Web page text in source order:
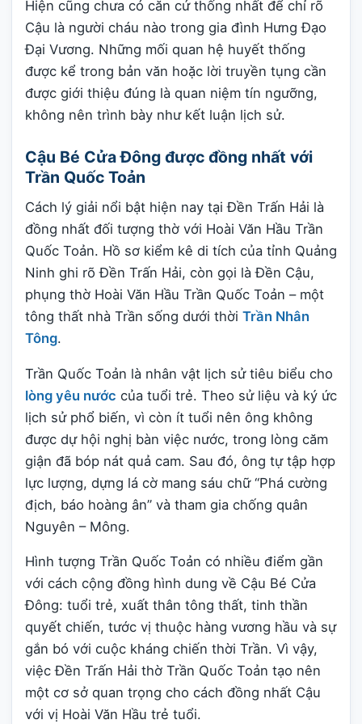
Hiện cũng chưa có căn cứ thống nhất để chỉ rõ
Cậu là người cháu nào trong gia đình Hưng Đạo
Đại Vương. Những mối quan hệ huyết thống
được kể trong bản văn hoặc lời truyền tụng cần
được giới thiệu đúng là quan niệm tín ngưỡng,
không nên trình bày như kết luận lịch sử.
Cậu Bé Cửa Đông được đồng nhất với
Trần Quốc Toản
Cách lý giải nổi bật hiện nay tại Đền Trấn Hải là
đồng nhất đối tượng thờ với Hoài Văn Hầu Trần
Quốc Toản. Hồ sơ kiểm kê di tích của tỉnh Quảng
Ninh ghi rõ Đền Trấn Hải, còn gọi là Đền Cậu,
phụng thờ Hoài Văn Hầu Trần Quốc Toản – một
tông thất nhà Trần sống dưới thời Trần Nhân
Tông.
Trần Quốc Toản là nhân vật lịch sử tiêu biểu cho
lòng yêu nước của tuổi trẻ. Theo sử liệu và ký ức
lịch sử phổ biến, vì còn ít tuổi nên ông không
được dự hội nghị bàn việc nước, trong lòng căm
giận đã bóp nát quả cam. Sau đó, ông tự tập hợp
lực lượng, dựng lá cờ mang sáu chữ “Phá cường
địch, báo hoàng ân” và tham gia chống quân
Nguyên – Mông.
Hình tượng Trần Quốc Toản có nhiều điểm gần
với cách cộng đồng hình dung về Cậu Bé Cửa
Đông: tuổi trẻ, xuất thân tông thất, tinh thần
quyết chiến, tước vị thuộc hàng vương hầu và sự
gắn bó với cuộc kháng chiến thời Trần. Vì vậy,
việc Đền Trấn Hải thờ Trần Quốc Toản tạo nên
một cơ sở quan trọng cho cách đồng nhất Cậu
với vị Hoài Văn Hầu trẻ tuổi.